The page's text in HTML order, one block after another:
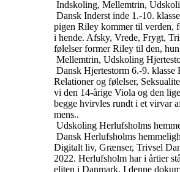
Indskoling, Mellemtrin,
Dansk Inderst inde 1.-10. klasse
pigen Riley kommer til verden,
i hende. Afsky, Vrede, Frygt,
følelser former Riley til den,
Mellemtrin, Udskoling
Dansk Hjertestorm 6.-9. klasse
Relationer og følelser,
vi den 14-årige Viola og den
begge hvirvles rundt i et virvar
mens..
Udskoling Herlufsholms
Dansk Herlufsholms
Digitalt liv, Grænser, Trivsel
2022. Herlufsholm har i årtier
eliten i Danmark. I denne